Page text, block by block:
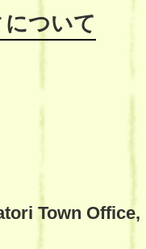
ついて
Town Office,